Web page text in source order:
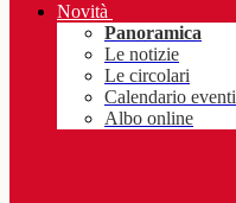
Novità
Panoramica
Le notizie
Le circolari
Calendario eventi
Albo online